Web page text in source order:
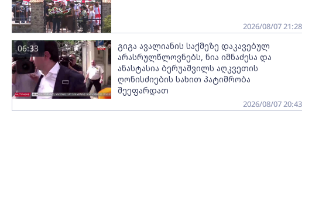
2026/08/07 21:28
გიგა ავალიანის საქმეზე დაკავებულ
არასრულწლოვნებს, ნია იმნაძესა და
ანასტასია ბერუაშვილს აღკვეთის
ღონისძიების სახით პატიმრობა
შეეფარდათ
06:33
2026/08/07 20:43